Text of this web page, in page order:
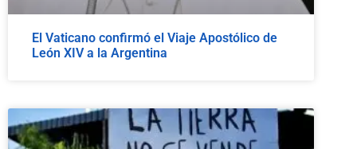
El Vaticano confirmó el Viaje Apostólico de
León XIV a la Argentina